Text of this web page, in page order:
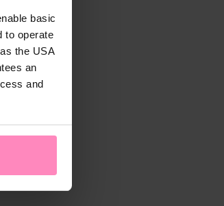
basic
to operate
the USA
an
and